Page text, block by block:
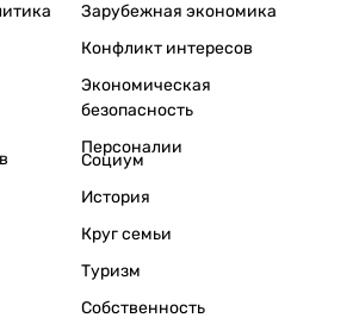
Зарубежная экономика
Конфликт интересов
Экономическая
безопасность
Персоналии
Социум
История
Круг семьи
Туризм
Собственность